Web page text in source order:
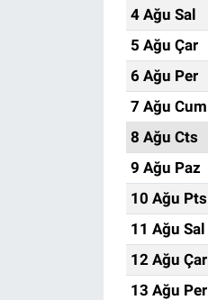
4 Ağu Sal
5 Ağu Çar
6 Ağu Per
7 Ağu Cum
8 Ağu Cts
9 Ağu Paz
10 Ağu Pts
11 Ağu Sal
12 Ağu Çar
13 Ağu Per